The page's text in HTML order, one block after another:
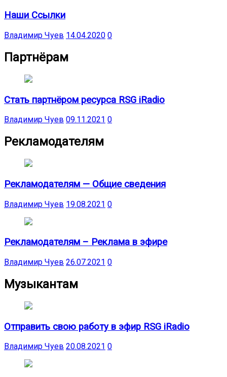
Наши Ссылки
Владимир Чуев 14.04.2020 0
Партнёрам
Стать партнёром ресурса RSG iRadio
Владимир Чуев 09.11.2021 0
Рекламодателям
Рекламодателям — Общие сведения
Владимир Чуев 19.08.2021 0
Рекламодателям – Реклама в эфире
Владимир Чуев 26.07.2021 0
Музыкантам
Отправить свою работу в эфир RSG iRadio
Владимир Чуев 20.08.2021 0